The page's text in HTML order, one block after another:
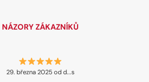
NÁZORY ZÁKAZNÍKŮ
29. března 2025 od d...s